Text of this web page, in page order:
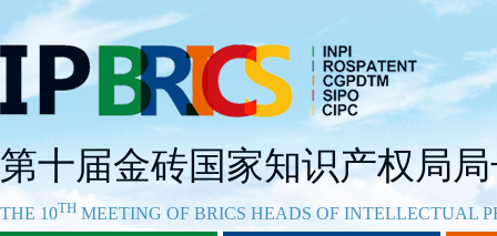
第十届金砖国家知识产权局
THE 10TH MEETING OF BRICS HEADS OF INTELLECTUAL